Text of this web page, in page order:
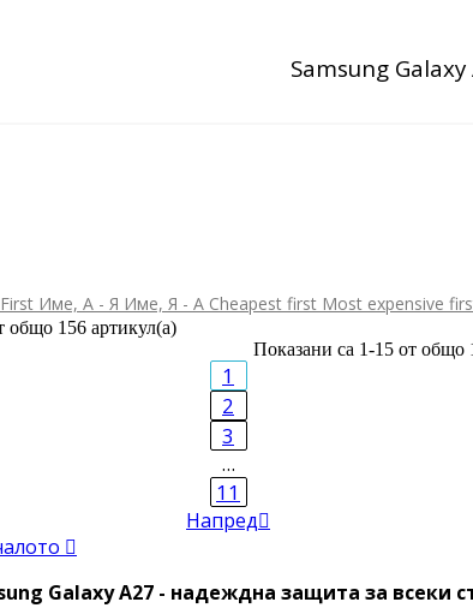
Samsung Galaxy
Име, А - Я Име, Я - А Cheapest first Most expensive
общо 156 артикул(а)
Показани са 1-15 от общо
1
2
3
…
11
Напред

Galaxy A27 - надеждна защита за всеки